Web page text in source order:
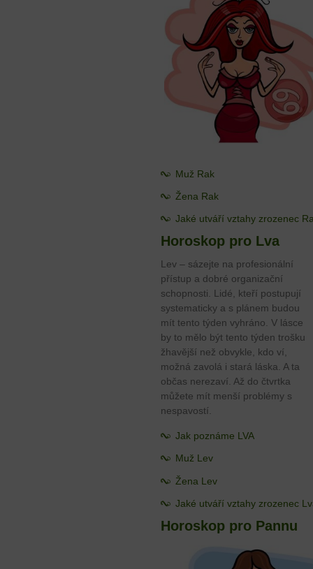
Muž Rak
Žena Rak
Jaké utváří vztahy zrozenec
Horoskop pro Lva
Lev – sázejte na profesionální
přístup a dobré organizační
schopnosti. Lidé, kteří postupují
systematicky a s plánem budou
mít tento týden vyhráno. V lásce
by to mělo být tento týden trošku
žhavější než obvykle, kdo ví,
možná zavolá i stará láska. A ta
občas nerezaví. Až do čtvrtka
můžete mít menší problémy s
nespavostí.
Jak poznáme LVA
Muž Lev
Žena Lev
Jaké utváří vztahy zrozenec
Horoskop pro Pannu